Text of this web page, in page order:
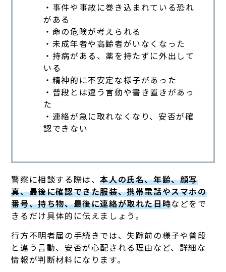
・事件や事故に巻き込まれている恐れ
がある
・命の危険が考えられる
・未成年者や高齢者がいなくなった
・持病がある、薬を持たずに外出して
いる
・精神的に不安定な様子があった
・普段とは違う言動や書き置きがあっ
た
・連絡が急に取れなくなり、安否が確
認できない
警察に相談する際は、本人の氏名、年齢、顔写
真、最後に確認できた服装、携帯電話やスマホの
番号、持ち物、最後に連絡が取れた日時などをで
きるだけ具体的に伝えましょう。
行方不明者届の手続きでは、失踪前の様子や普段
と違う言動、安否が心配される理由など、詳細な
情報が判断材料になります。